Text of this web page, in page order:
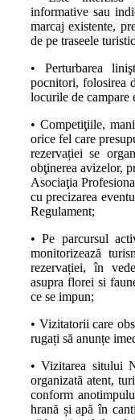
informative sau
marcaj existente,
de pe traseele
• Perturbarea
pocnitori, folosirea
locurile de campare
• Competiţiile,
orice fel care
rezervației se
obţinerea avizelor,
Asociaţia
cu precizarea
Regulament;
• Pe parcursul
monitorizează
rezervației, în
asupra florei si
ce se impun;
• Vizitatorii care
rugați să anunțe
• Vizitarea sitului
organizată atent,
conform
hrană și apă în